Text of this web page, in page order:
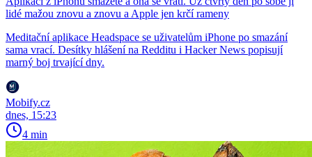
lidé mažou znovu a znovu a Apple jen krčí rameny
Meditační aplikace Headspace se uživatelům iPhone po smazání
sama vrací. Desítky hlášení na Redditu i Hacker News popisují
marný boj trvající dny.
Mobify.cz
dnes, 15:23
4 min